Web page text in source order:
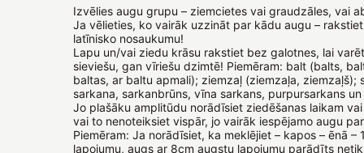
Izvēlies augu grupu – ziemcietes vai graudzāles, vai
Ja vēlieties, ko vairāk uzzināt par kādu augu –
latīnisko nosaukumu!
Lapu un/vai ziedu krāsu rakstiet bez galotnes, lai
sieviešu, gan vīriešu dzimtē! Piemēram: balt (balts,
baltas, ar baltu apmali); ziemzaļ (ziemzaļa, ziemzaļš);
sarkana, sarkanbrūns, vīna sarkans, purpursarkans
Jo plašāku amplitūdu norādīsiet ziedēšanas laikam
vai to nenoteiksiet vispār, jo vairāk iespējamo augu
Piemēram: Ja norādīsiet, ka meklējiet – kapos – ēnā –
lapojumu, augs ar 8cm augstu lapojumu parādīts